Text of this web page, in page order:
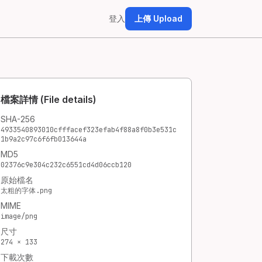
登入 上傳 Upload
檔案詳情 (File details)
SHA-256
4933540893010cfffacef323efab4f88a8f0b3e531c
1b9a2c97c6f6fb013644a
MD5
02376c9e304c232c6551cd4d06ccb120
原始檔名
太粗的字体.png
MIME
image/png
尺寸
274 × 133
下載次數